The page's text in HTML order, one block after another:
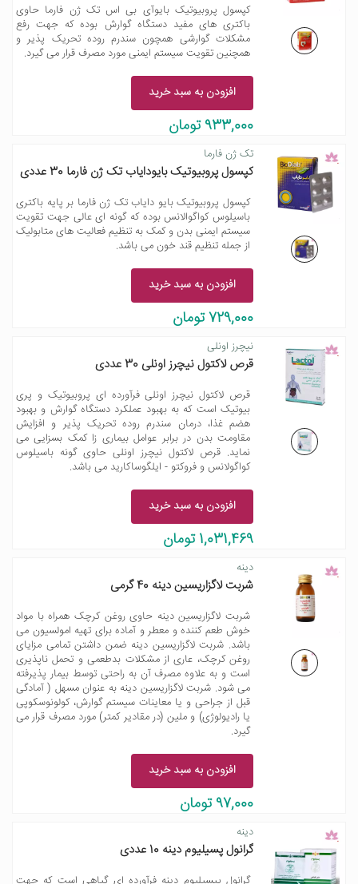
کپسول پروبیوتیک بایوآی بی اس تک ژن فارما حاوی
باکتری های مفید دستگاه گوارش بوده که جهت رفع
مشکلات گوارشی همچون سندرم روده تحریک پذیر و
همچنین تقویت سیستم ایمنی مورد مصرف قرار می گیرد.
افزودن به سبد خرید
933,000 تومان
تک ژن فارما
کپسول پروبیوتیک بایودایاب تک ژن فارما 30 عددی
کپسول پروبیوتیک بایو دایاب تک ژن فارما بر پایه باکتری
باسیلوس کواگوالانس بوده که گونه ای عالی جهت تقویت
سیستم ایمنی بدن و کمک به تنظیم فعالیت های متابولیک
از جمله تنظیم قند خون می باشد.
افزودن به سبد خرید
729,000 تومان
نیچرز اونلی
قرص لاکتول نیچرز اونلی 30 عددی
قرص لاکتول نیچرز اونلی فرآورده ای پروبیوتیک و پری
بیوتیک است که به بهبود عملکرد دستگاه گوارش و بهبود
هضم غذا، درمان سندرم روده تحریک پذیر و افزایش
مقاومت بدن در برابر عوامل بیماری زا کمک بسزایی می
نماید. قرص لاکتول نیچرز اونلی حاوی گونه باسیلوس
کواگولانس و فروکتو - ایلگوساکارید می باشد.
افزودن به سبد خرید
1,031,469 تومان
دینه
شربت لاگزاریسین دینه 40 گرمی
شربت لاگزاریسین دینه حاوی روغن کرچک همراه با مواد
خوش طعم کننده و معطر و آماده برای تهیه امولسیون می
باشد. شربت لاگزاریسین دینه ضمن داشتن تمامی مزایای
روغن کرچک، عاری از مشکلات بدطعمی و تحمل ناپذیری
است و به علاوه مصرف آن به راحتی توسط بیمار پذیرفته
می شود. شربت لاگزاریسین دینه به عنوان مسهل ( آمادگی
قبل از جراحی و یا معاینات سیستم گوارش، کولونوسکوپی
یا رادیولوژی) و ملین (در مقادیر کمتر) مورد مصرف قرار می
گیرد.
افزودن به سبد خرید
97,000 تومان
دینه
گرانول پسیلیوم دینه 10 عددی
گرانول پیسیلیوم دینه فرآورده ای گیاهی است که جهت